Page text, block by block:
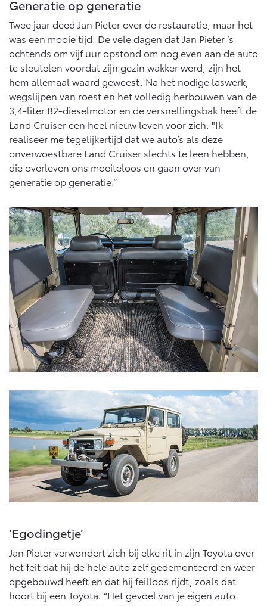
Generatie op generatie
Twee jaar deed Jan Pieter over de restauratie, maar het
was een mooie tijd. De vele dagen dat Jan Pieter ’s
ochtends om vijf uur opstond om nog even aan de auto
te sleutelen voordat zijn gezin wakker werd, zijn het
hem allemaal waard geweest. Na het nodige laswerk,
wegslijpen van roest en het volledig herbouwen van de
3,4-liter B2-dieselmotor en de versnellingsbak heeft de
Land Cruiser een heel nieuw leven voor zich. "Ik
realiseer me tegelijkertijd dat we auto’s als deze
onverwoestbare Land Cruiser slechts te leen hebben,
die overleven ons moeiteloos en gaan over van
generatie op generatie.”
‘Egodingetje’
Jan Pieter verwondert zich bij elke rit in zijn Toyota over
het feit dat hij de hele auto zelf gedemonteerd en weer
opgebouwd heeft en dat hij feilloos rijdt, zoals dat
hoort bij een Toyota. “Het gevoel van je eigen auto